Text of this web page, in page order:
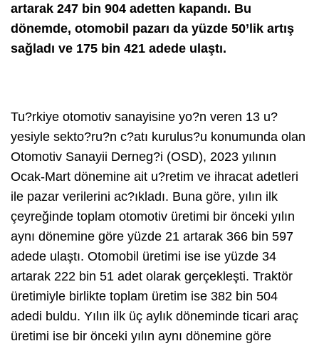
artarak 247 bin 904 adetten kapandı. Bu
dönemde, otomobil pazarı da yüzde 50’lik artış
sağladı ve 175 bin 421 adede ulaştı.
Tu?rkiye otomotiv sanayisine yo?n veren 13 u?
yesiyle sekto?ru?n c?atı kurulus?u konumunda olan
Otomotiv Sanayii Derneg?i (OSD), 2023 yılının
Ocak-Mart dönemine ait u?retim ve ihracat adetleri
ile pazar verilerini ac?ıkladı. Buna göre, yılın ilk
çeyreğinde toplam otomotiv üretimi bir önceki yılın
aynı dönemine göre yüzde 21 artarak 366 bin 597
adede ulaştı. Otomobil üretimi ise ise yüzde 34
artarak 222 bin 51 adet olarak gerçekleşti. Traktör
üretimiyle birlikte toplam üretim ise 382 bin 504
adedi buldu. Yılın ilk üç aylık döneminde ticari araç
üretimi ise bir önceki yılın aynı dönemine göre